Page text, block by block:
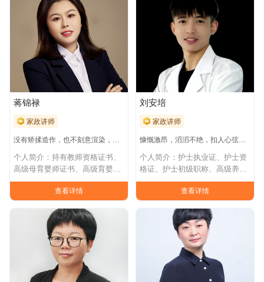
蒋锦禄
家政讲师
个人简介：持有教师资格证书、
高级母育婴师证书、高级育婴师
证书、养老护理
查看详情
刘安培
家政讲师
个人简介：护士执业证、护士资
格证、护士初级职称、高级养老
护理员从事家政
查看详情